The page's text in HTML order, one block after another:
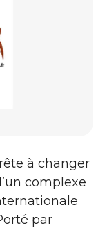
à changer
complexe
par